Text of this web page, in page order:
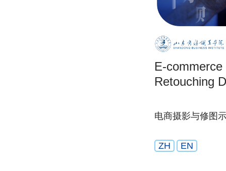
E-
Retouching
电商摄影与修图
ZH EN